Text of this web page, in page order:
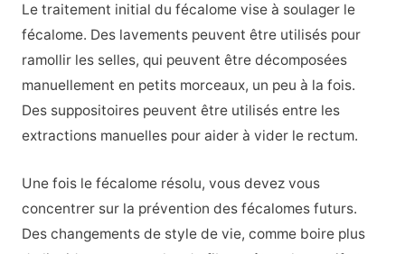
Le traitement initial du fécalome vise à soulager le
fécalome. Des lavements peuvent être utilisés pour
ramollir les selles, qui peuvent être décomposées
manuellement en petits morceaux, un peu à la fois.
Des suppositoires peuvent être utilisés entre les
extractions manuelles pour aider à vider le rectum.
Une fois le fécalome résolu, vous devez vous
concentrer sur la prévention des fécalomes futurs.
Des changements de style de vie, comme boire plus